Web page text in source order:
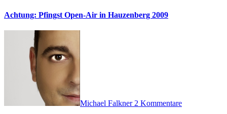
Achtung: Pfingst Open-Air in Hauzenberg 2009
Michael Falkner 2 Kommentare